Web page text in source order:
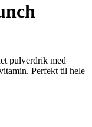
pulverdrik med
Perfekt til hele